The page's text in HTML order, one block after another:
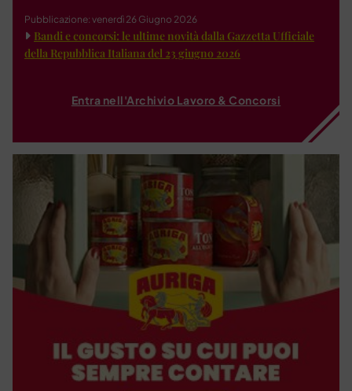
Pubblicazione: venerdì 26 Giugno 2026
Bandi e concorsi: le ultime novità dalla Gazzetta Ufficiale
della Repubblica Italiana del 23 giugno 2026
Entra nell'Archivio Lavoro & Concorsi